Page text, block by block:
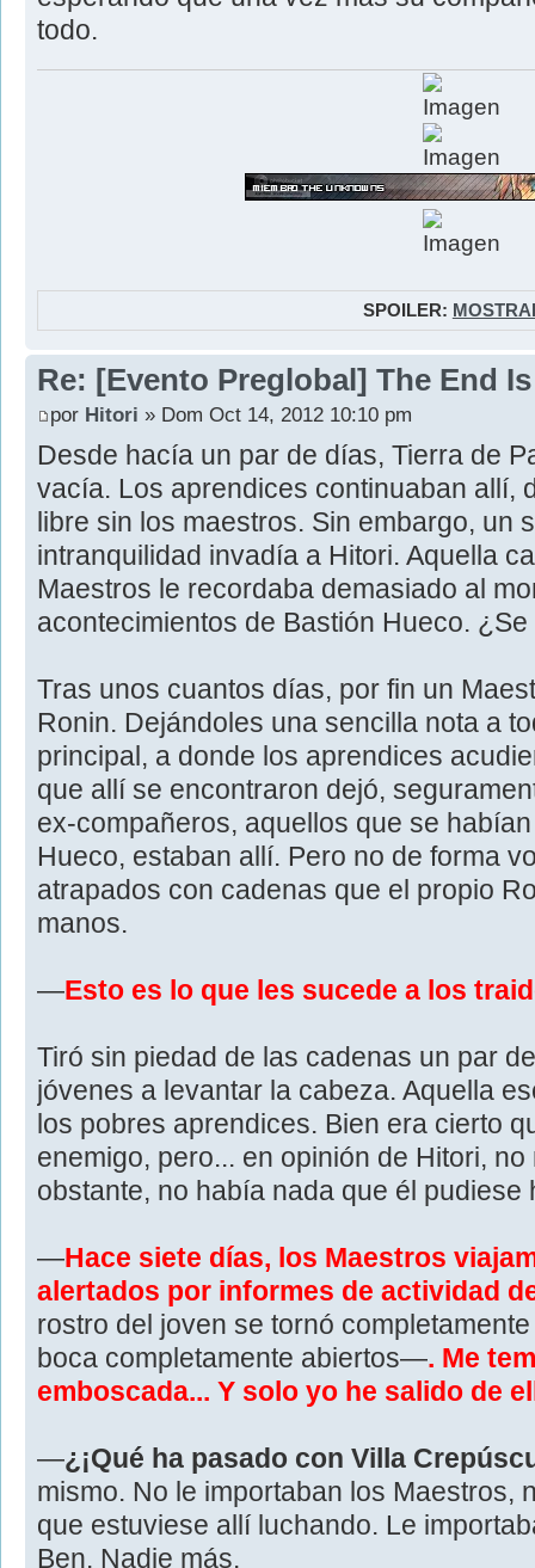
todo.
SPOILER:
Re: [Evento Preglobal] The End
por Hitori » Dom Oct 14, 2012 10:10 pm
Desde hacía un par de días, Tierra de
vacía. Los aprendices continuaban allí,
libre sin los maestros. Sin embargo, un
intranquilidad invadía a Hitori. Aquella
Maestros le recordaba demasiado al
acontecimientos de Bastión Hueco.
Tras unos cuantos días, por fin un
Ronin. Dejándoles una sencilla nota a
principal, a donde los aprendices
que allí se encontraron dejó,
ex-compañeros, aquellos que se
Hueco, estaban allí. Pero no de forma
atrapados con cadenas que el propio
manos.
—Esto es lo que les sucede a los
Tiró sin piedad de las cadenas un par
jóvenes a levantar la cabeza. Aquella
los pobres aprendices. Bien era cierto
enemigo, pero... en opinión de Hitori,
obstante, no había nada que él pudiese
—Hace siete días, los Maestros
alertados por informes de actividad
rostro del joven se tornó
boca completamente abiertos—. Me
emboscada... Y solo yo he salido de
—¿¡Qué ha pasado con Villa
mismo. No le importaban los Maestros,
que estuviese allí luchando. Le
Ben. Nadie más.